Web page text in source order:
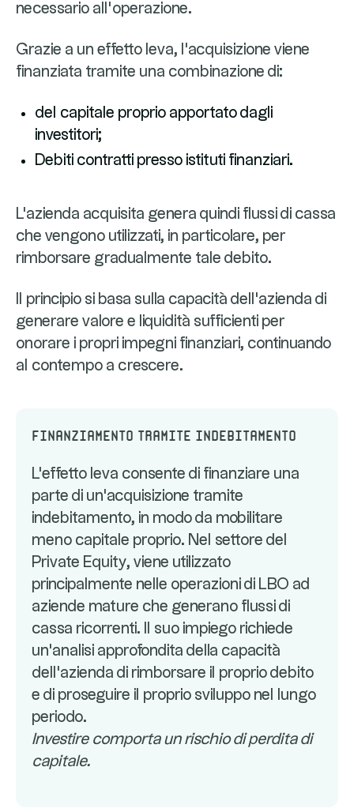
necessario all'operazione.
Grazie a un effetto leva, l'acquisizione viene
finanziata tramite una combinazione di:
del capitale proprio apportato dagli
investitori;
Debiti contratti presso istituti finanziari.
L'azienda acquisita genera quindi flussi di cassa
che vengono utilizzati, in particolare, per
rimborsare gradualmente tale debito.
Il principio si basa sulla capacità dell'azienda di
generare valore e liquidità sufficienti per
onorare i propri impegni finanziari, continuando
al contempo a crescere.
Finanziamento tramite indebitamento
L'effetto leva consente di finanziare una
parte di un'acquisizione tramite
indebitamento, in modo da mobilitare
meno capitale proprio. Nel settore del
Private Equity, viene utilizzato
principalmente nelle operazioni di LBO ad
aziende mature che generano flussi di
cassa ricorrenti. Il suo impiego richiede
un'analisi approfondita della capacità
dell'azienda di rimborsare il proprio debito
e di proseguire il proprio sviluppo nel lungo
periodo.
Investire comporta un rischio di perdita di
capitale.